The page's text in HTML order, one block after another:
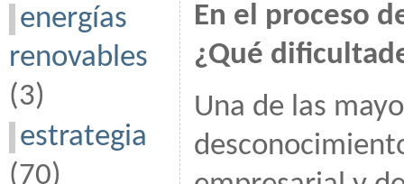
energías
renovables
(3)
estrategia
(70)
En el proceso
¿Qué
Una de las